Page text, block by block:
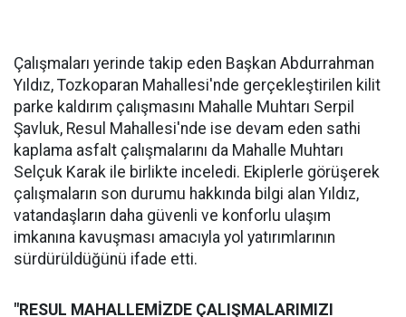
Çalışmaları yerinde takip eden Başkan Abdurrahman
Yıldız, Tozkoparan Mahallesi'nde gerçekleştirilen kilit
parke kaldırım çalışmasını Mahalle Muhtarı Serpil
Şavluk, Resul Mahallesi'nde ise devam eden sathi
kaplama asfalt çalışmalarını da Mahalle Muhtarı
Selçuk Karak ile birlikte inceledi. Ekiplerle görüşerek
çalışmaların son durumu hakkında bilgi alan Yıldız,
vatandaşların daha güvenli ve konforlu ulaşım
imkanına kavuşması amacıyla yol yatırımlarının
sürdürüldüğünü ifade etti.
"RESUL MAHALLEMİZDE ÇALIŞMALARIMIZI